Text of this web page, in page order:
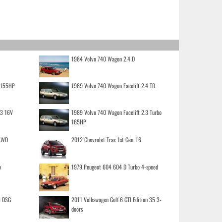
1984 Volvo 740 Wagon 2.4 D
1989 Volvo 740 Wagon Facelift 2.4 TD
16V
1989 Volvo 740 Wagon Facelift 2.3 Turbo
165HP
2012 Chevrolet Trax 1st Gen 1.6
1979 Peugeot 604 604 D Turbo 4-speed
2011 Volkswagen Golf 6 GTI Edition 35 3-
doors